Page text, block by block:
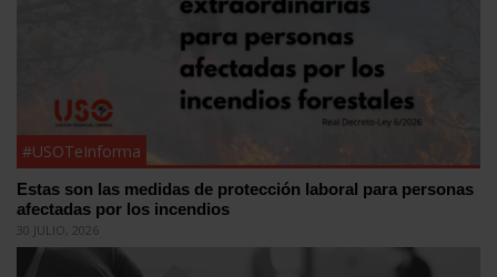
#USOTeInforma
Estas son las medidas de protección laboral para personas
afectadas por los incendios
30 JULIO, 2026